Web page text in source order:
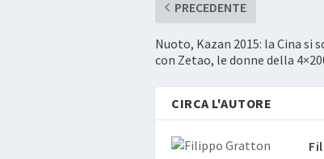
PRECEDENTE
Nuoto, Kazan 2015: la Cina si
con Zetao, le donne della
CIRCA L'AUTORE